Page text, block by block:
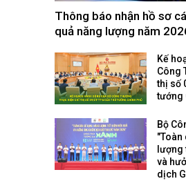
Thông báo nhận hồ sơ
quả năng lượng năm
Kế
Công
thị số
tướng
Bộ
"Toàn
lượng
và
dịch